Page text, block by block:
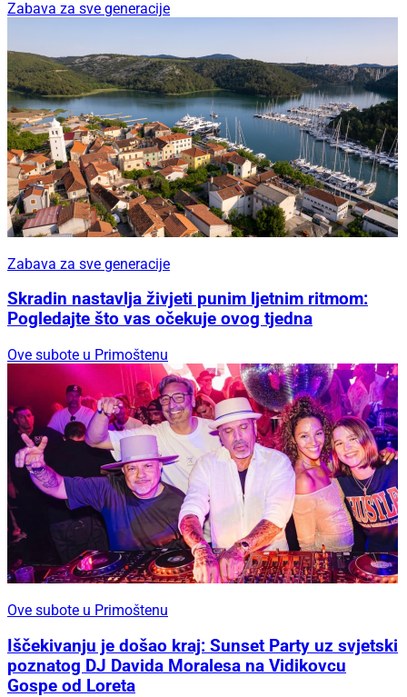
Zabava za sve generacije
Zabava za sve generacije
Skradin nastavlja živjeti punim ljetnim ritmom:
Pogledajte što vas očekuje ovog tjedna
Ove subote u Primoštenu
Ove subote u Primoštenu
Iščekivanju je došao kraj: Sunset Party uz svjetski
poznatog DJ Davida Moralesa na Vidikovcu
Gospe od Loreta